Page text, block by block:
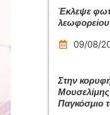
Έκλεψε
09/08/
Στην
Παγκόσμιο